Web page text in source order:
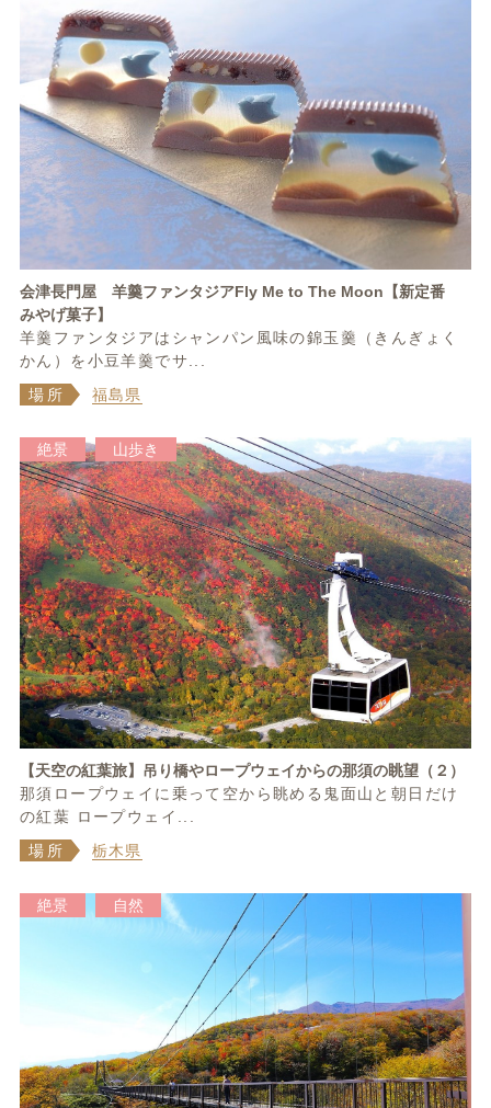
会津長門屋 羊羹ファンタジアFly Me to The Moon【新定番
みやげ菓子】
羊羹ファンタジアはシャンパン風味の錦玉羹（きんぎょく
かん）を小豆羊羹でサ...
場所
福島県
絶景 山歩き
【天空の紅葉旅】吊り橋やロープウェイからの那須の眺望（２）
那須ロープウェイに乗って空から眺める鬼面山と朝日だけ
の紅葉 ロープウェイ...
場所
栃木県
絶景 自然